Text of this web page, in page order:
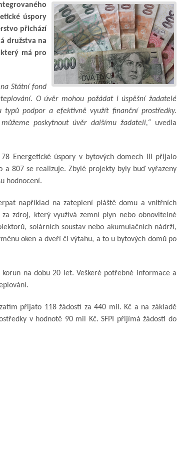
úspory
přichází
družstva na
má pro
Státní fond
O úvěr mohou požádat i úspěšní žadatelé
podpor a efektivně využít finanční prostředky.
poskytnout úvěr dalšímu žadateli,“ uvedla
Energetické úspory v bytových domech III přijalo
a 807 se realizuje. Zbylé projekty byly buď vyřazeny
hodnocení.
například na zateplení pláště domu a vnitřních
zdroj, který využívá zemní plyn nebo obnovitelné
solárních soustav nebo akumulačních nádrží,
oken a dveří či výtahu, a to u bytových domů po
na dobu 20 let. Veškeré potřebné informace a
přijato 118 žádostí za 440 mil. Kč a na základě
v hodnotě 90 mil Kč. SFPI přijímá žádosti do